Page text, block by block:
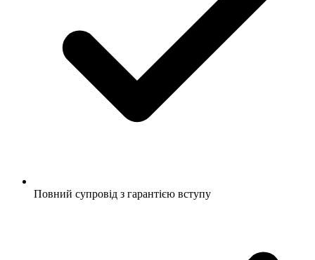
Повний супровід з гарантією вступу